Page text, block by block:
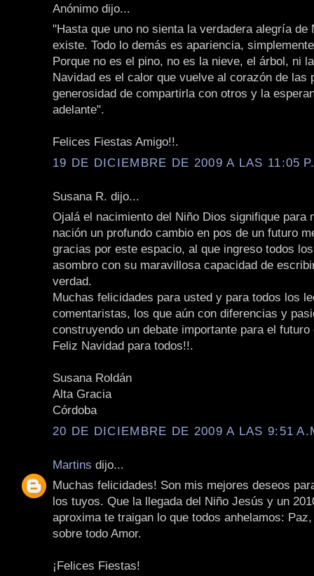
Anónimo dijo...
"Hasta que uno no sienta la verdadera alegría de
existe. Todo lo demás es apariencia,
Porque no es el pino, no es la nieve, el árbol, ni
Navidad es el calor que vuelve al corazón de las
generosidad de compartirla con otros y la
adelante".
Felices Fiestas Amigo!!.
19 DE DICIEMBRE DE 2009 A LAS 11:05
Susana R. dijo...
Ojalá el nacimiento del Niño Dios signifique para
nación un profundo cambio en pos de un futuro
gracias por este espacio, al que ingreso todos
asombro con su maravillosa capacidad de
verdad.
Muchas felicidades para usted y para todos los
comentaristas, los que aún con diferencias y
construyendo un debate importante para el
Feliz Navidad para todos!!.
Susana Roldán
Alta Gracia
Córdoba
20 DE DICIEMBRE DE 2009 A LAS 9:51
Martins dijo...
Muchas felicidades! Son mis mejores deseos
los tuyos. Que la llegada del Niño Jesús y un
aproxima te traigan lo que todos anhelamos:
sobre todo Amor.
¡Felices Fiestas!